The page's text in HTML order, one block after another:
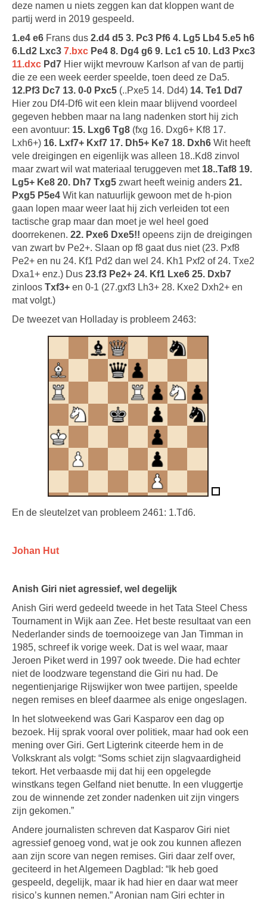
deze namen u niets zeggen kan dat kloppen want de
partij werd in 2019 gespeeld.
1.e4 e6 Frans dus 2.d4 d5 3. Pc3 Pf6 4. Lg5 Lb4 5.e5 h6
6.Ld2 Lxc3 7.bxc Pe4 8. Dg4 g6 9. Lc1 c5 10. Ld3 Pxc3
11.dxc Pd7 Hier wijkt mevrouw Karlson af van de partij
die ze een week eerder speelde, toen deed ze Da5.
12.Pf3 Dc7 13. 0-0 Pxc5 (..Pxe5 14. Dd4) 14. Te1 Dd7
Hier zou Df4-Df6 wit een klein maar blijvend voordeel
gegeven hebben maar na lang nadenken stort hij zich
een avontuur: 15. Lxg6 Tg8 (fxg 16. Dxg6+ Kf8 17.
Lxh6+) 16. Lxf7+ Kxf7 17. Dh5+ Ke7 18. Dxh6 Wit heeft
vele dreigingen en eigenlijk was alleen 18..Kd8 zinvol
maar zwart wil wat materiaal teruggeven met 18..Taf8 19.
Lg5+ Ke8 20. Dh7 Txg5 zwart heeft weinig anders 21.
Pxg5 P5e4 Wit kan natuurlijk gewoon met de h-pion
gaan lopen maar weer laat hij zich verleiden tot een
tactische grap maar dan moet je wel heel goed
doorrekenen. 22. Pxe6 Dxe5!! opeens zijn de dreigingen
van zwart bv Pe2+. Slaan op f8 gaat dus niet (23. Pxf8
Pe2+ en nu 24. Kf1 Pd2 dan wel 24. Kh1 Pxf2 of 24. Txe2
Dxa1+ enz.) Dus 23.f3 Pe2+ 24. Kf1 Lxe6 25. Dxb7
zinloos Txf3+ en 0-1 (27.gxf3 Lh3+ 28. Kxe2 Dxh2+ en
mat volgt.)
De tweezet van Holladay is probleem 2463:
En de sleutelzet van probleem 2461: 1.Td6.
Johan Hut
Anish Giri niet agressief, wel degelijk
Anish Giri werd gedeeld tweede in het Tata Steel Chess
Tournament in Wijk aan Zee. Het beste resultaat van een
Nederlander sinds de toernooizege van Jan Timman in
1985, schreef ik vorige week. Dat is wel waar, maar
Jeroen Piket werd in 1997 ook tweede. Die had echter
niet de loodzware tegenstand die Giri nu had. De
negentienjarige Rijswijker won twee partijen, speelde
negen remises en bleef daarmee als enige ongeslagen.
In het slotweekend was Gari Kasparov een dag op
bezoek. Hij sprak vooral over politiek, maar had ook een
mening over Giri. Gert Ligterink citeerde hem in de
Volkskrant als volgt: “Soms schiet zijn slagvaardigheid
tekort. Het verbaasde mij dat hij een opgelegde
winstkans tegen Gelfand niet benutte. In een vluggertje
zou de winnende zet zonder nadenken uit zijn vingers
zijn gekomen.”
Andere journalisten schreven dat Kasparov Giri niet
agressief genoeg vond, wat je ook zou kunnen aflezen
aan zijn score van negen remises. Giri daar zelf over,
geciteerd in het Algemeen Dagblad: “Ik heb goed
gespeeld, degelijk, maar ik had hier en daar wat meer
risico’s kunnen nemen.” Aronian nam Giri echter in